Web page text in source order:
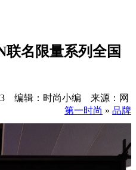
名限量系列全国
编辑：时尚小编 来源：网
第一时尚 » 品牌